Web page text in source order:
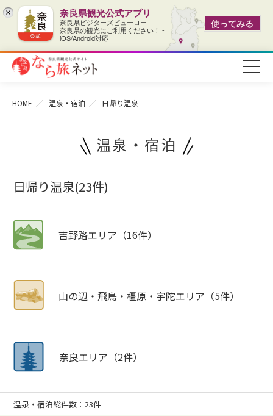
× 奈良県観光公式アプリ
奈良県ビジターズビューロー
奈良県の観光にご利用ください！ -
iOS/Android対応
使ってみる
HOME 温泉・宿泊 日帰り温泉
温泉・宿泊
日帰り温泉(23件)
吉野路エリア（16件）
山の辺・飛鳥・橿原・宇陀エリア（5件）
奈良エリア（2件）
温泉・宿泊総件数：23件